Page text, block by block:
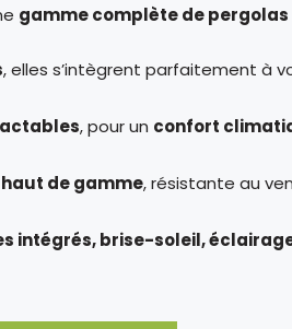
gamme complète de pergolas
, elles s’intègrent parfaitement à
, pour un confort
de gamme, résistante au
intégrés, brise-soleil, éclairage